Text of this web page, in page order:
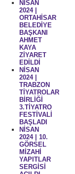
NİSAN
2024 |
ORTAHİSAR
BELEDİYE
BAŞKANI
AHMET
KAYA
ZİYARET
EDİLDİ
NİSAN
2024 |
TRABZON
TİYATROLAR
BİRLİĞİ
3.TİYATRO
FESTİVALİ
BAŞLADI
NİSAN
2024 | 10.
GÖRSEL
MİZAHİ
YAPITLAR
SERGİSİ